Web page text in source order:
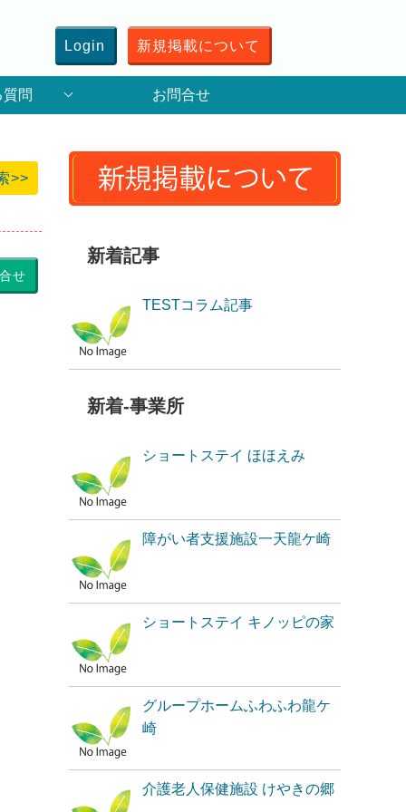
Login 新規掲載について
問 お問合せ
>>
せ
新着記事
TESTコラム記事
新着-事業所
ショートステイ ほほえみ
障がい者支援施設一天龍ケ崎
ショートステイ キノッピの家
グループホームふわふわ龍ケ
崎
介護老人保健施設 けやきの郷